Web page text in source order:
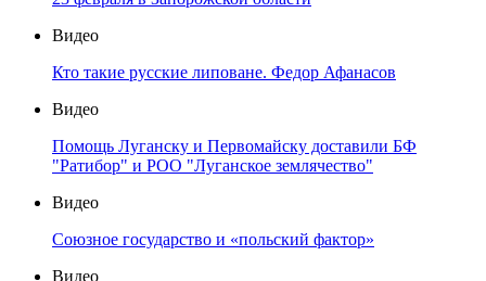
Видео
Кто такие русские липоване. Федор Афанасов
Видео
Помощь Луганску и Первомайску доставили БФ
"Ратибор" и РОО "Луганское землячество"
Видео
Союзное государство и «польский фактор»
Видео